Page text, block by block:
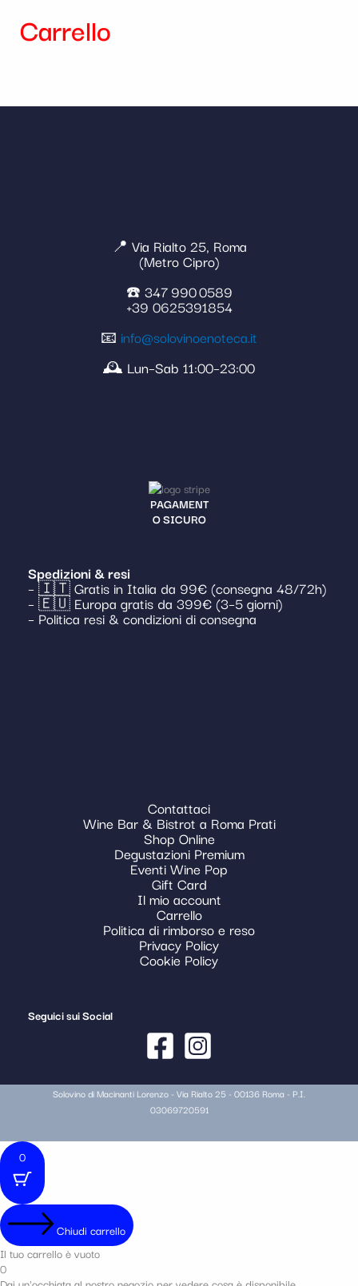
Carrello
📍 Via Rialto 25, Roma
(Metro Cipro)
☎️ 347 990 0589
+39 0625391854
📧 info@solovinoenoteca.it
🕰️ Lun–Sab 11:00–23:00
PAGAMENT
O SICURO
Spedizioni & resi
– 🇮🇹 Gratis in Italia da 99€ (consegna 48/72h)
– 🇪🇺 Europa gratis da 399€ (3–5 giorni)
– Politica resi & condizioni di consegna
Contattaci
Wine Bar & Bistrot a Roma Prati
Shop Online
Degustazioni Premium
Eventi Wine Pop
Gift Card
Il mio account
Carrello
Politica di rimborso e reso
Privacy Policy
Cookie Policy
Seguici sui Social
Solovino di Macinanti Lorenzo - Via Rialto 25 - 00136 Roma - P.I.
03069720591
0
Chiudi carrello
Il tuo carrello è vuoto
0